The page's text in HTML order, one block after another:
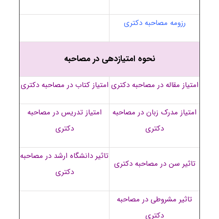
رزومه مصاحبه دکتری
نحوه امتیازدهی در مصاحبه
امتیاز مقاله در مصاحبه دکتری امتیاز کتاب در مصاحبه دکتری
امتیاز مدرک زبان در مصاحبه
دکتری
امتیاز تدریس در مصاحبه
دکتری
تاثیر سن در مصاحبه دکتری
تاثیر دانشگاه ارشد در مصاحبه
دکتری
تاثیر مشروطی در مصاحبه
دکتری